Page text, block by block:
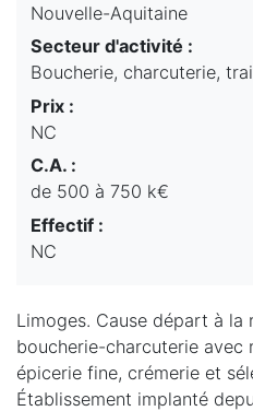
Nouvelle-Aquitaine
Secteur d'activité :
Boucherie, charcuterie,
Prix :
NC
C.A. :
de 500 à 750 k€
Effectif :
NC
Limoges. Cause départ à la
boucherie-charcuterie avec
épicerie fine, crémerie et
Établissement implanté